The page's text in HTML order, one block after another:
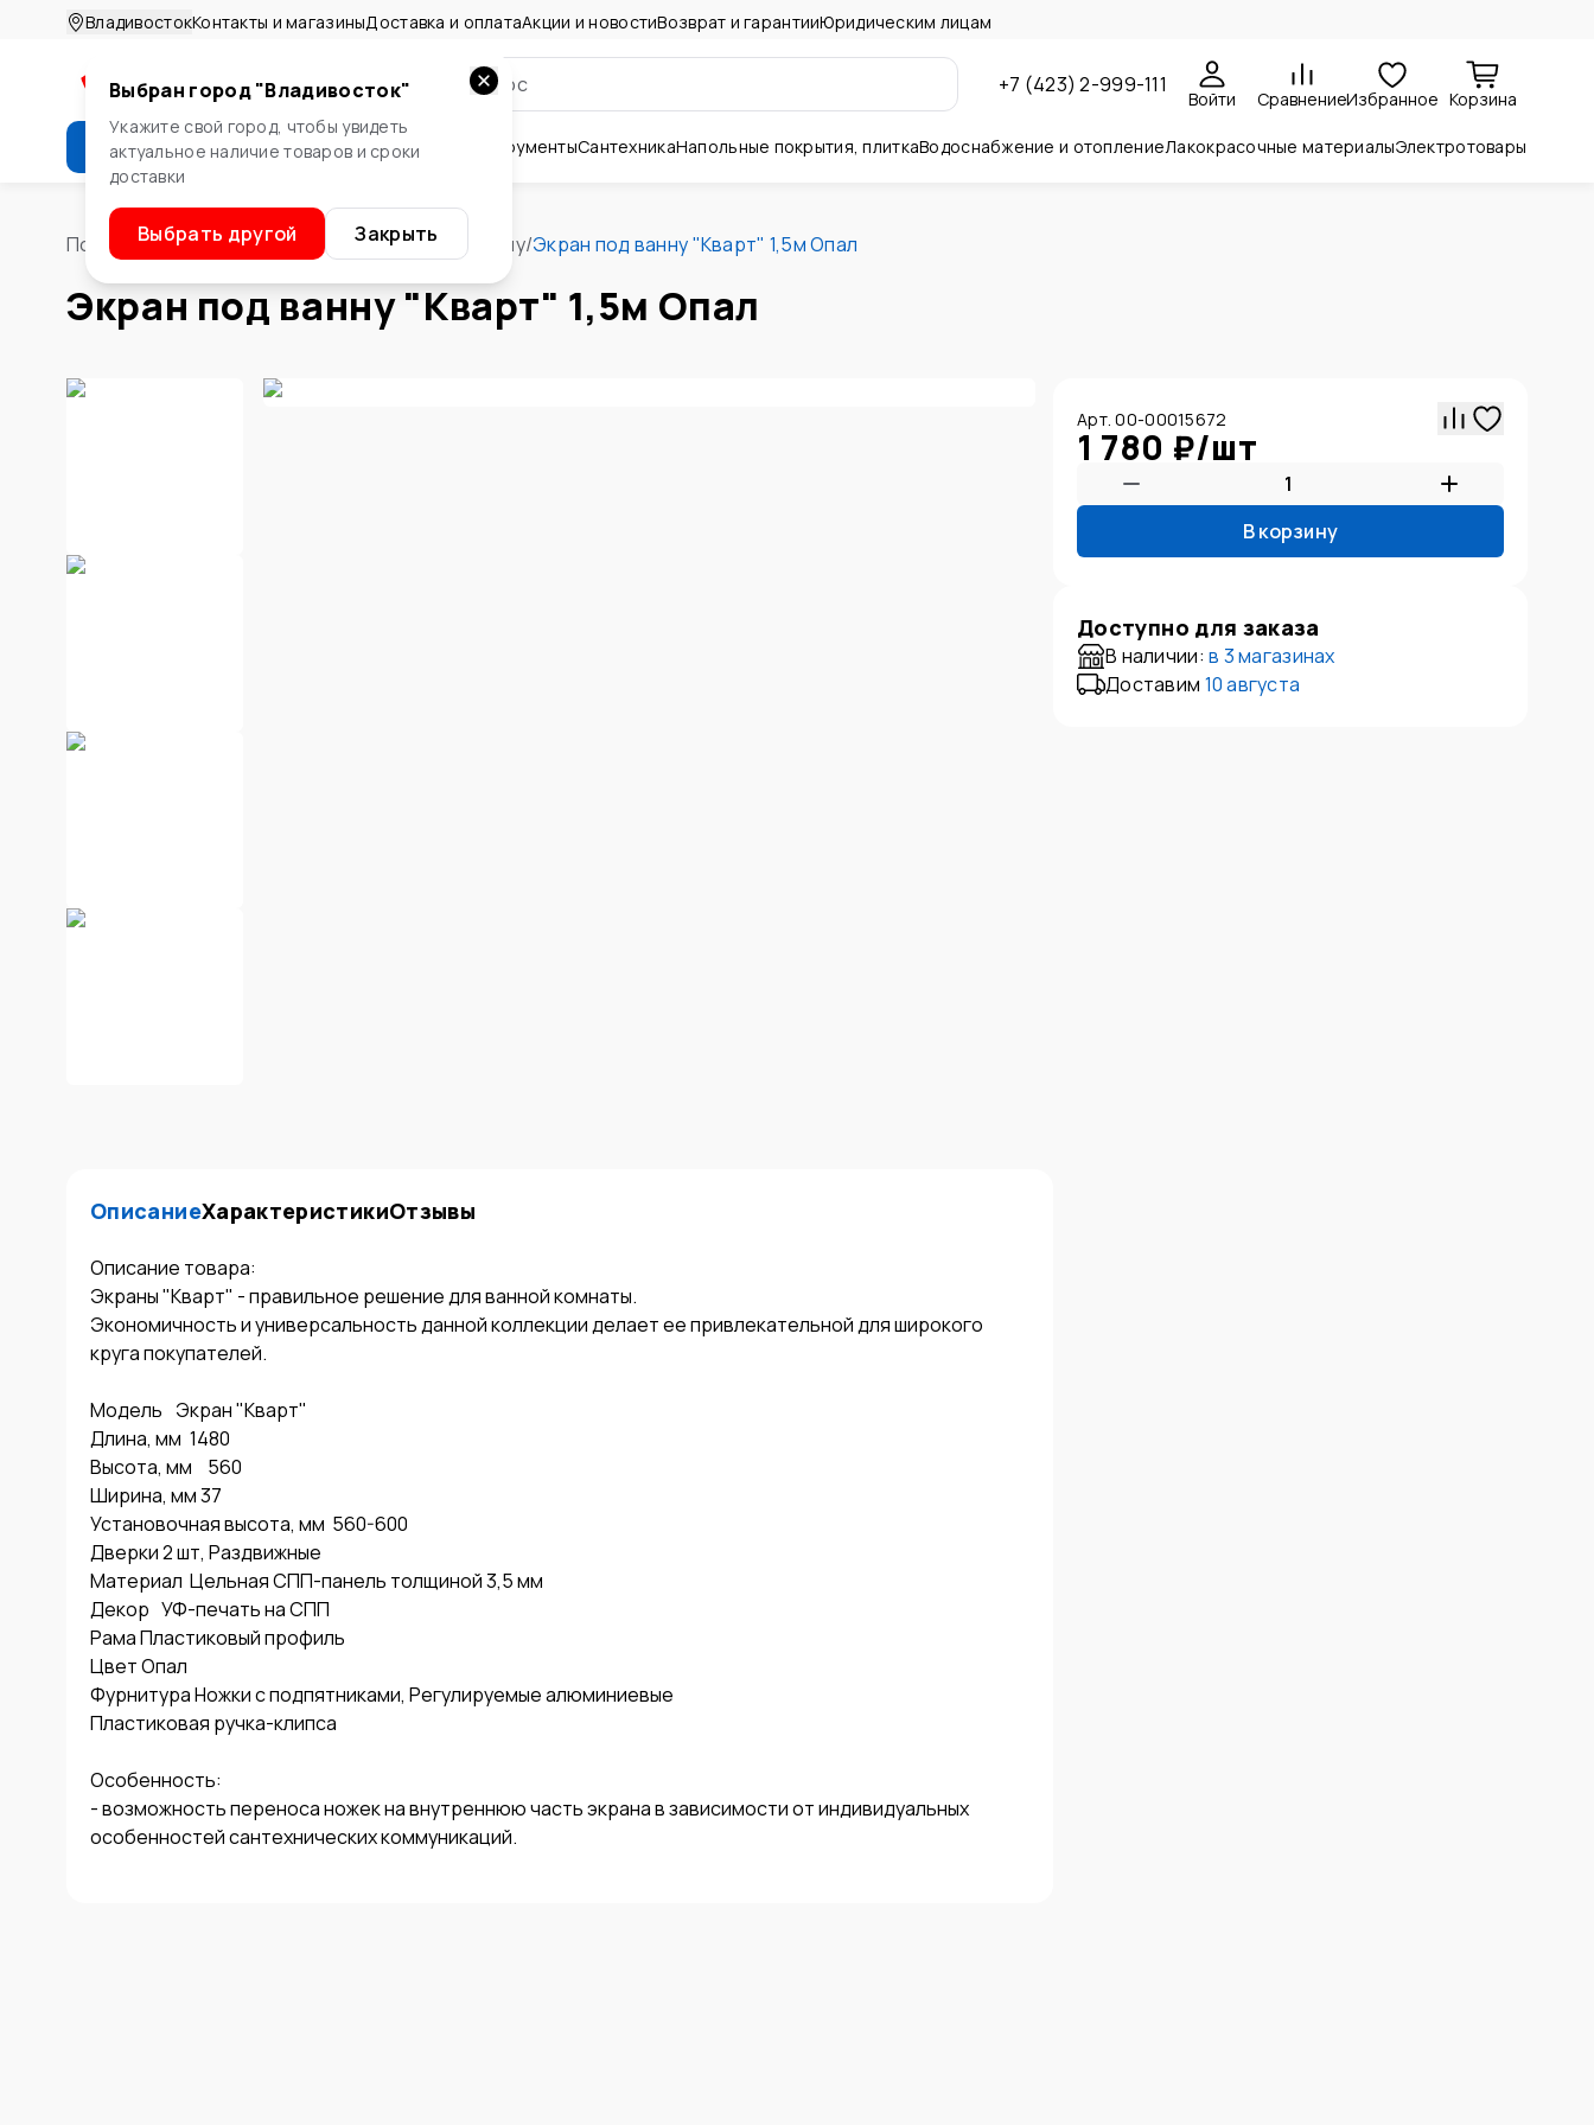
ВладивостокКонтакты и магазиныДоставка и оплатаАкции и новостиВозврат и гарантииЮридическим лицам
+7 (423) 2-999-111
Войти СравнениеИзбранное Корзина
Каталог Стройматериалы ИнструментыСантехникаНапольные покрытия, плиткаВодоснабжение и отоплениеЛакокрасочные материалыЭлектротовары
Выбран город "Владивосток"
Укажите свой город, чтобы увидеть
актуальное наличие товаров и сроки
доставки
Выбрать другой Закрыть
Помощник/Сантехника/Ванны /Экраны под ванну/Экран под ванну "Кварт" 1,5м Опал
Экран под ванну "Кварт" 1,5м Опал
ОписаниеХарактеристикиОтзывы
Описание товара:
Экраны "Кварт" - правильное решение для ванной комнаты.
Экономичность и универсальность данной коллекции делает ее привлекательной для широкого
круга покупателей.
Модель	Экран "Кварт"
Длина, мм	1480
Высота, мм	 560
Ширина, мм 37
Установочная высота, мм	560-600
Дверки 2 шт, Раздвижные
Материал	Цельная СПП-панель толщиной 3,5 мм
Декор	УФ-печать на СПП
Рама Пластиковый профиль
Цвет Опал
Фурнитура Ножки с подпятниками, Регулируемые алюминиевые
Пластиковая ручка-клипса
Особенность:
- возможность переноса ножек на внутреннюю часть экрана в зависимости от индивидуальных
особенностей сантехнических коммуникаций.
Арт. 00-00015672
1 780 ₽/шт
В корзину
Доступно для заказа
В наличии: в 3 магазинах
Доставим 10 августа